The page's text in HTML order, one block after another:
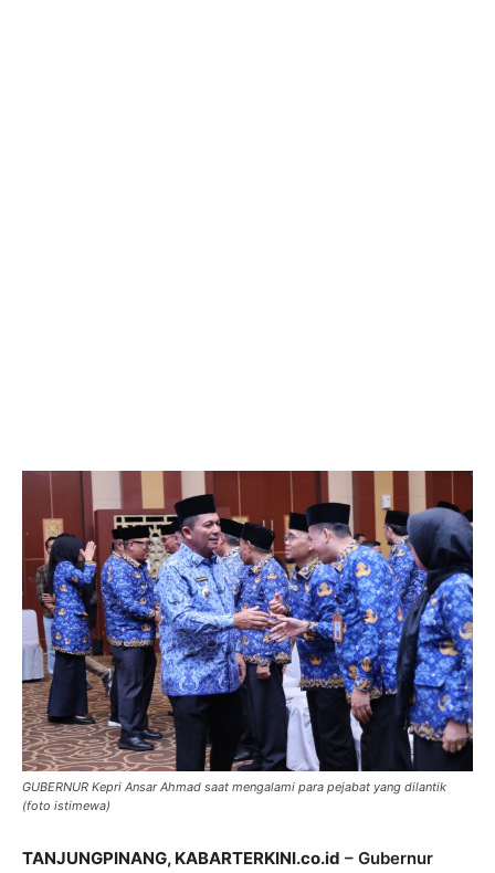
GUBERNUR Kepri Ansar Ahmad saat mengalami para pejabat yang dilantik
(foto istimewa)
TANJUNGPINANG, KABARTERKINI.co.id – Gubernur